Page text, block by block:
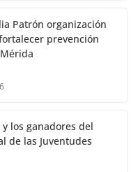
Patrón organización
prevención
los ganadores del
de las Juventudes